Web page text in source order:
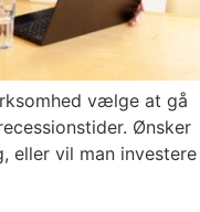
vælge at gå
Ønsker
eller vil man investere